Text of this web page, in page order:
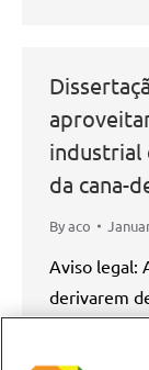
industrial
da cana-
Byaco
Aviso legal:
derivarem
medidas